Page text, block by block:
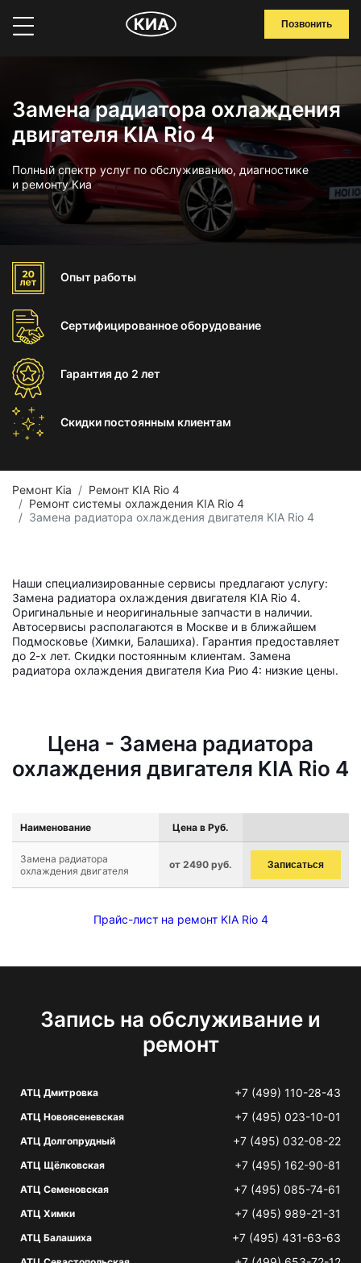
Позвонить
Замена радиатора охлаждения
двигателя KIA Rio 4
Полный спектр услуг по обслуживанию, диагностике
и ремонту Киа
Опыт работы
Сертифицированноеоборудование
Гарантиядо 2 лет
Скидки постоянным клиентам
Ремонт Kia
Ремонт KIA Rio 4
Ремонт системы охлаждения KIA Rio 4
Замена радиатора охлаждения двигателя KIA Rio 4
Наши специализированные сервисы предлагают услугу:
Замена радиатора охлаждения двигателя KIA Rio 4.
Оригинальные и неоригинальные запчасти в наличии.
Автосервисы располагаются в Москве и в ближайшем
Подмосковье (Химки, Балашиха). Гарантия предоставляет
до 2-х лет. Скидки постоянным клиентам. Замена
радиатора охлаждения двигателя Киа Рио 4: низкие цены.
Цена - Замена радиатора
охлаждения двигателя KIA Rio 4
Наименование Цена в Руб.
Замена радиатора
охлаждения двигателя
от 2490 руб. Записаться
Прайс-лист на ремонт KIA Rio 4
Запись на обслуживание и
ремонт
АТЦ Дмитровка +7 (499) 110-28-43
АТЦ Новоясеневская +7 (495) 023-10-01
АТЦ Долгопрудный +7 (495) 032-08-22
АТЦ Щёлковская +7 (495) 162-90-81
АТЦ Семеновская +7 (495) 085-74-61
АТЦ Химки +7 (495) 989-21-31
АТЦ Балашиха +7 (495) 431-63-63